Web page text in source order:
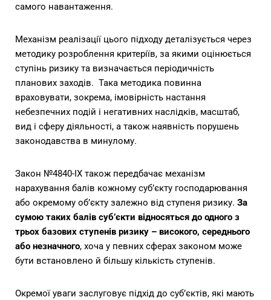
самого навантаження.
Механізм реалізації цього підходу деталізується через
методику розроблення критеріїв, за якими оцінюється
ступінь ризику та визначається періодичність
планових заходів. Така методика повинна
враховувати, зокрема, імовірність настання
небезпечних подій і негативних наслідків, масштаб,
вид і сферу діяльності, а також наявність порушень
законодавства в минулому.
Закон №4840-IX також передбачає механізм
нарахування балів кожному суб’єкту господарювання
або окремому об’єкту залежно від ступеня ризику. За
сумою таких балів суб’єкти відносяться до одного з
трьох базових ступенів ризику – високого, середнього
або незначного, хоча у певних сферах законом може
бути встановлено й більшу кількість ступенів.
Окремої уваги заслуговує підхід до суб’єктів, які мають